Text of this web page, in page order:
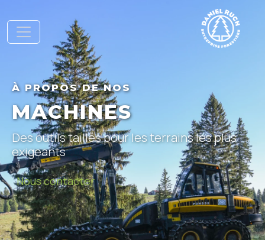
À PROPOS DE NOS
MACHINES
Des outils taillés pour les terrains les plus
exigeants
Nous contacter